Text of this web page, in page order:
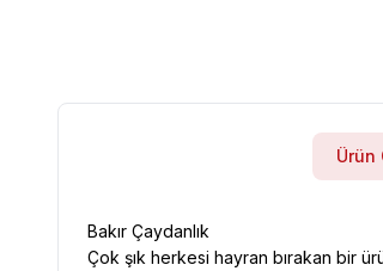
Ürün
Bakır Çaydanlık
Çok şık herkesi hayran bırakan bir